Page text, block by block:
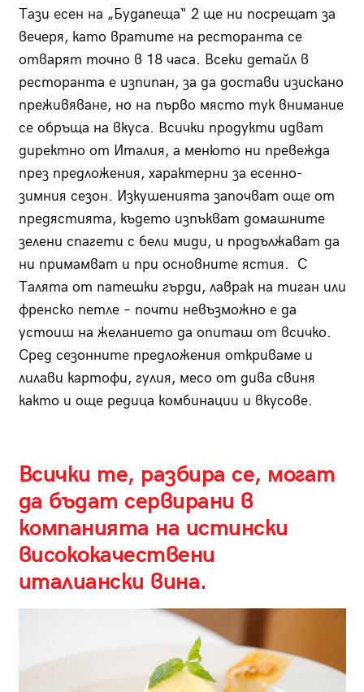
Тази есен на „Будапеща“ 2 ще ни посрещат за
вечеря, като вратите на ресторанта се
отварят точно в 18 часа. Всеки детайл в
ресторанта е изпипан, за да достави изискано
преживяване, но на първо място тук внимание
се обръща на вкуса. Всички продукти идват
директно от Италия, а менюто ни превежда
през предложения, характерни за есенно-
зимния сезон. Изкушенията започват още от
предястията, където изпъкват домашните
зелени спагети с бели миди, и продължават да
ни примамват и при основните ястия. С
Талята от патешки гърди, лаврак на тиган или
френско петле – почти невъзможно е да
устоиш на желанието да опиташ от всичко.
Сред сезонните предложения откриваме и
лилави картофи, гулия, месо от дива свиня
както и още редица комбинации и вкусове.
Всички те, разбира се, могат
да бъдат сервирани в
компанията на истински
висококачествени
италиански вина.